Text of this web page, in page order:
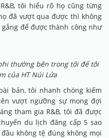
tôi hiểu rõ họ cũng từng
đã vượt qua được thì không
để được thành công như
thường bên trong tôi để tôi
của HT Núi Lửa
bản, tôi nhanh chóng kiếm
vượt ngưỡng sự mong đợi
tham gia R&B, tôi đã được
du lịch đăng cấp 5 sao
không tệ đúng không mọi